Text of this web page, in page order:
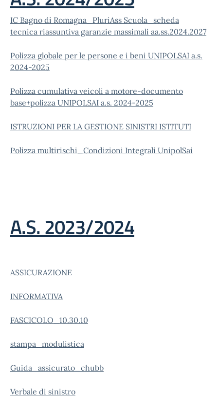
IC Bagno di Romagna_PluriAss Scuola_scheda
tecnica riassuntiva garanzie massimali aa.ss.2024.2027
Polizza globale per le persone e i beni UNIPOLSAI a.s.
2024-2025
Polizza cumulativa veicoli a motore-documento
base+polizza UNIPOLSAI a.s. 2024-2025
ISTRUZIONI PER LA GESTIONE SINISTRI ISTITUTI
Polizza multirischi_Condizioni Integrali UnipolSai
A.S. 2023/2024
ASSICURAZIONE
INFORMATIVA
FASCICOLO_10.30.10
stampa_modulistica
Guida_assicurato_chubb
Verbale di sinistro